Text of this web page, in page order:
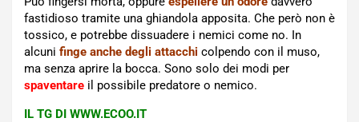
fastidioso tramite una ghiandola apposita. Che però non è
tossico, e potrebbe dissuadere i nemici come no. In
alcuni finge anche degli attacchi colpendo con il muso,
ma senza aprire la bocca. Sono solo dei modi per
spaventare il possibile predatore o nemico.
IL TG DI WWW.ECOO.IT